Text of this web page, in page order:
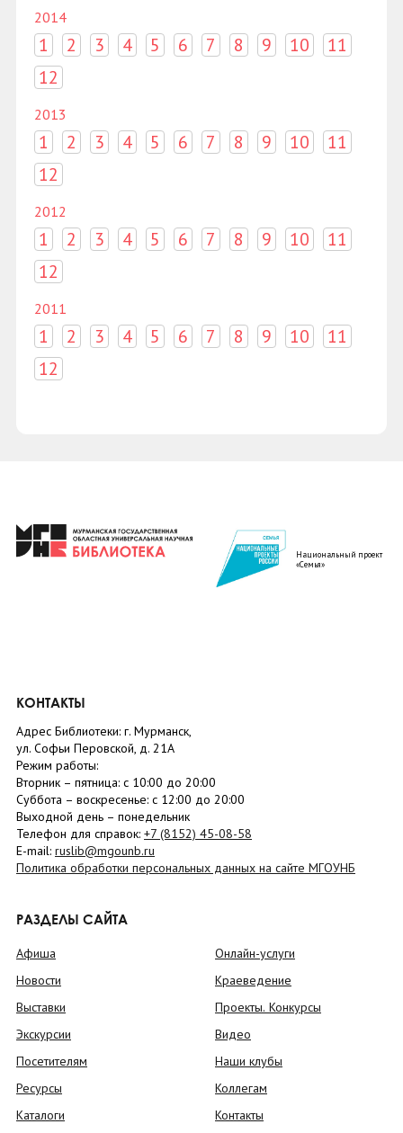
2014
1 2 3 4 5 6 7 8 9 10
11
12
2013
1 2 3 4 5 6 7 8 9 10
11
12
2012
1 2 3 4 5 6 7 8 9 10
11
12
2011
1 2 3 4 5 6 7 8 9 10
11
12
Национальный проект
«Семья»
КОНТАКТЫ
Адрес Библиотеки: г. Мурманск,
ул. Софьи Перовской, д. 21А
Режим работы:
Вторник – пятница: с 10:00 до 20:00
Суббота – воскресенье: c 12:00 до 20:00
Выходной день – понедельник
Телефон для справок: +7 (8152) 45-08-58
E-mail: ruslib@mgounb.ru
Политика обработки персональных данных на сайте МГОУНБ
РАЗДЕЛЫ САЙТА
Афиша
Новости
Выставки
Экскурсии
Посетителям
Ресурсы
Каталоги
Онлайн-услуги
Краеведение
Проекты. Конкурсы
Видео
Наши клубы
Коллегам
Контакты